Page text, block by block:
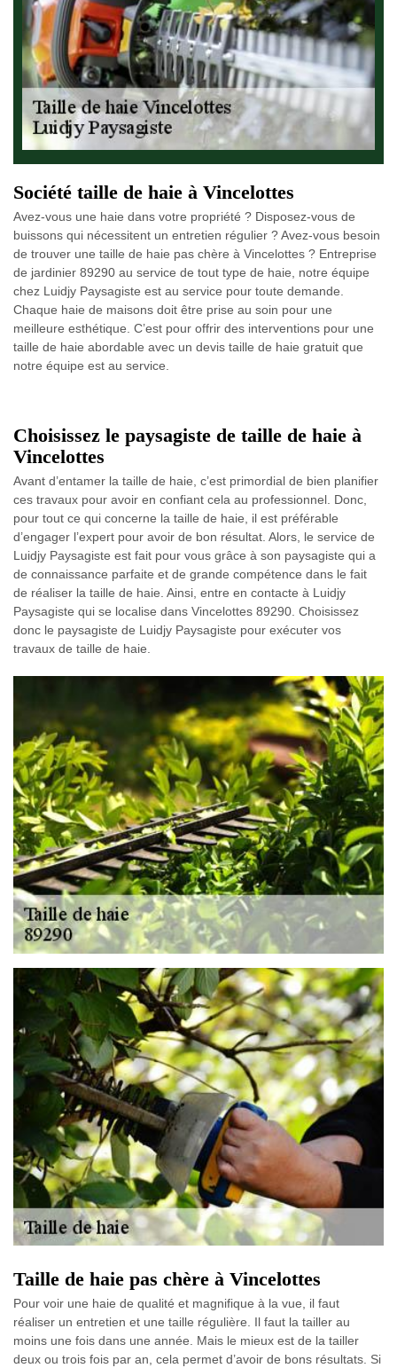
Société taille de haie à Vincelottes
Avez-vous une haie dans votre propriété ? Disposez-vous de
buissons qui nécessitent un entretien régulier ? Avez-vous besoin
de trouver une taille de haie pas chère à Vincelottes ? Entreprise
de jardinier 89290 au service de tout type de haie, notre équipe
chez Luidjy Paysagiste est au service pour toute demande.
Chaque haie de maisons doit être prise au soin pour une
meilleure esthétique. C’est pour offrir des interventions pour une
taille de haie abordable avec un devis taille de haie gratuit que
notre équipe est au service.
Choisissez le paysagiste de taille de haie à
Vincelottes
Avant d’entamer la taille de haie, c’est primordial de bien planifier
ces travaux pour avoir en confiant cela au professionnel. Donc,
pour tout ce qui concerne la taille de haie, il est préférable
d’engager l’expert pour avoir de bon résultat. Alors, le service de
Luidjy Paysagiste est fait pour vous grâce à son paysagiste qui a
de connaissance parfaite et de grande compétence dans le fait
de réaliser la taille de haie. Ainsi, entre en contacte à Luidjy
Paysagiste qui se localise dans Vincelottes 89290. Choisissez
donc le paysagiste de Luidjy Paysagiste pour exécuter vos
travaux de taille de haie.
Taille de haie pas chère à Vincelottes
Pour voir une haie de qualité et magnifique à la vue, il faut
réaliser un entretien et une taille régulière. Il faut la tailler au
moins une fois dans une année. Mais le mieux est de la tailler
deux ou trois fois par an, cela permet d’avoir de bons résultats. Si